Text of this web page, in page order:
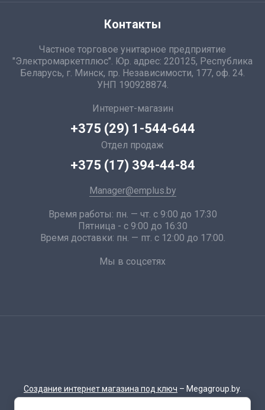
Контакты
Частное торговое унитарное предприятие
"Электромаркетплюс". Юр. адрес: 220125, Республика
Беларусь, г. Минск, пр. Независимости, 177, оф. 24.
УНП 190928874.
Интернет-магазин
+375 (29) 1-544-644
Отдел продаж
+375 (17) 394-44-84
Manager@emplus.by
Время работы: пн. — чт. с 9:00 до 17:30
Пятница - с 9:00 до 16:30
Время доставки: пн. — пт. с 12:00 до 17:00.
Мы в соцсетях
Создание интернет магазина под ключ – Megagroup.by.